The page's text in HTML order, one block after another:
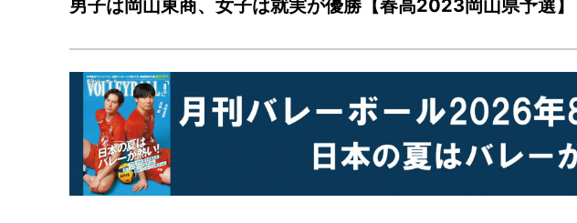
男子は岡山東商、女子は就実が優勝【春高2023岡山県予選】